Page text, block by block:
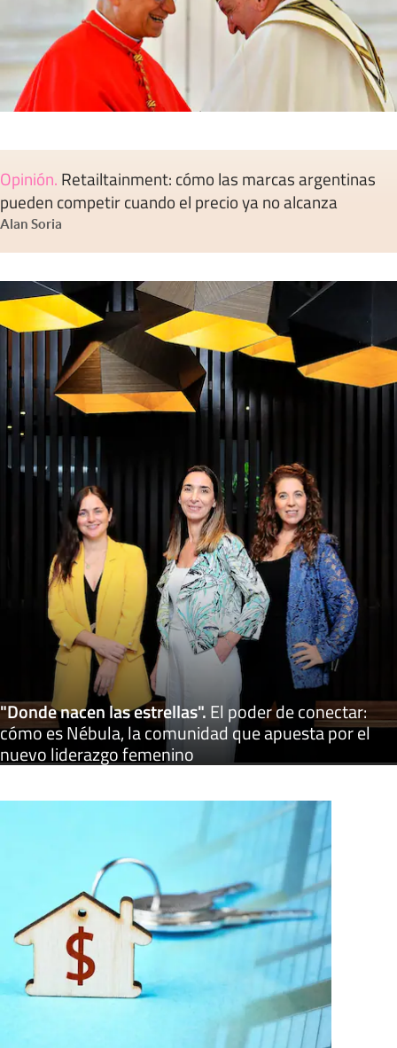
Opinión. Retailtainment: cómo las marcas argentinas
pueden competir cuando el precio ya no alcanza
Alan Soria
"Donde nacen las estrellas".El poder de conectar:
cómo es Nébula, la comunidad que apuesta por el
nuevo liderazgo femenino